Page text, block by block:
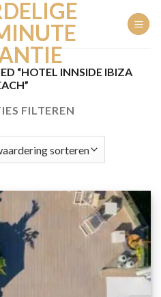
“HOTEL INNSIDE IBIZA
FILTEREN